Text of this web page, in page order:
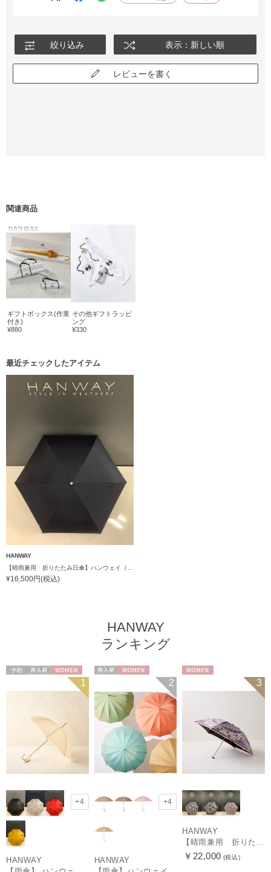
絞り込み 表示：新しい順
レビューを書く
関連商品
ギフトボックス(作業
付き)
¥880
その他ギフトラッピ
ング
¥330
最近チェックしたアイテム
HANWAY
¥16,500円(税込)
HANWAY
ランキング
WOMEN 1
+4
HANWAY
2
+4
HANWAY
3
HANWAY
【晴雨兼用 折りたたみ日傘】ハンウェイ（ＨＡＮＷＡＹ）Vestido de frida（べスティード・デ・フリーダ）
￥22,000 (税込)